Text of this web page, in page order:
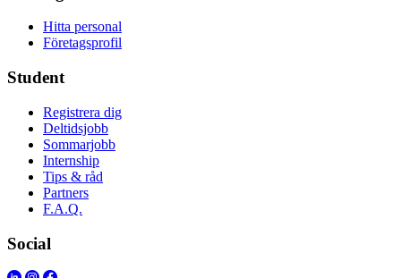
Hitta personal
Företagsprofil
Student
Registrera dig
Deltidsjobb
Sommarjobb
Internship
Tips & råd
Partners
F.A.Q.
Social